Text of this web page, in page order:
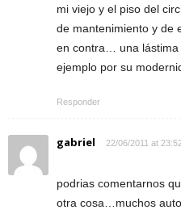
mi viejo y el piso del
de mantenimiento y de
en contra… una lástima
ejemplo por su
Responder
gabriel 22/06/2011 at
podrias comentarnos
otra cosa…muchos